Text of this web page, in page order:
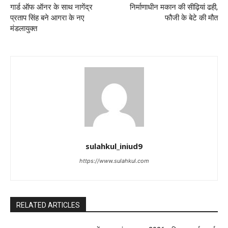
गार्ड ऑफ ऑनर के साथ नागेंद्र
प्रताप सिंह बने आगरा के नए
मंडलायुक्त
निर्माणाधीन मकान की सीढ़ियां ढही,
फौजी के बेटे की मौत
sulahkul_iniud9
https://www.sulahkul.com
RELATED ARTICLES